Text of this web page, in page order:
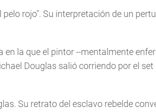
rojo". Su interpretación de un
la que el pintor --mentalmente
Douglas salió corriendo por el
Su retrato del esclavo rebelde